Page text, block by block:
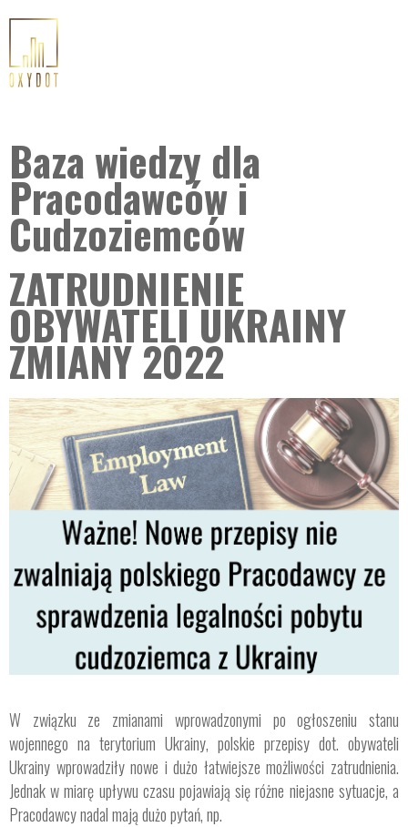
Baza wiedzy dla
Pracodawców i
Cudzoziemców
ZATRUDNIENIE
OBYWATELI UKRAINY
ZMIANY 2022
W związku ze zmianami wprowadzonymi po ogłoszeniu stanu
wojennego na terytorium Ukrainy, polskie przepisy dot. obywateli
Ukrainy wprowadziły nowe i dużo łatwiejsze możliwości zatrudnienia.
Jednak w miarę upływu czasu pojawiają się różne niejasne sytuacje, a
Pracodawcy nadal mają dużo pytań, np.